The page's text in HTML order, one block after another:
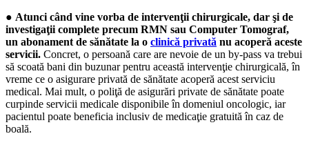
● Atunci când vine vorba de intervenţii chirurgicale, dar şi de
investigaţii complete precum RMN sau Computer Tomograf,
un abonament de sănătate la o clinică privată nu acoperă aceste
servicii. Concret, o persoană care are nevoie de un by-pass va trebui
să scoată bani din buzunar pentru această intervenţie chirurgicală, în
vreme ce o asigurare privată de sănătate acoperă acest serviciu
medical. Mai mult, o poliţă de asigurări private de sănătate poate
curpinde servicii medicale disponibile în domeniul oncologic, iar
pacientul poate beneficia inclusiv de medicaţie gratuită în caz de
boală.